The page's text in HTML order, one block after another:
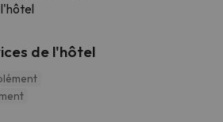
de l'hôtel